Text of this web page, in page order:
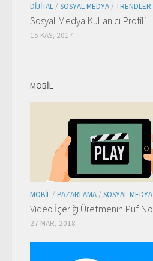
DIJITAL / SOSYAL MEDYA / TRENDLER
Sosyal Medya Kullanıcı Profili
15 KAS, 2017
MOBIL
MOBIL / PAZARLAMA / SOSYAL MEDYA
Video İçeriği Üretmenin Püf
27 MAR, 2018